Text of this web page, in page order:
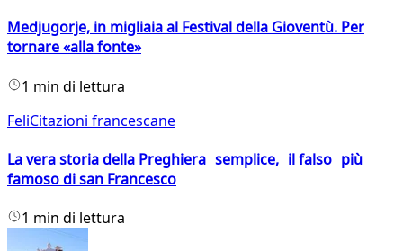
Medjugorje, in migliaia al Festival della Gioventù. Per
tornare «alla fonte»
1 min di lettura
FeliCitazioni francescane
La vera storia della Preghiera semplice, il falso più
famoso di san Francesco
1 min di lettura